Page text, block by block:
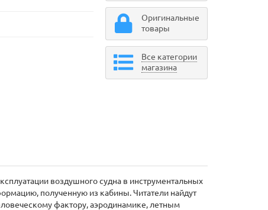
Оригинальные
товары
Все категории
магазина
воздушного судна в инструментальных
полученную из кабины. Читатели найдут
фактору, аэродинамике, летным